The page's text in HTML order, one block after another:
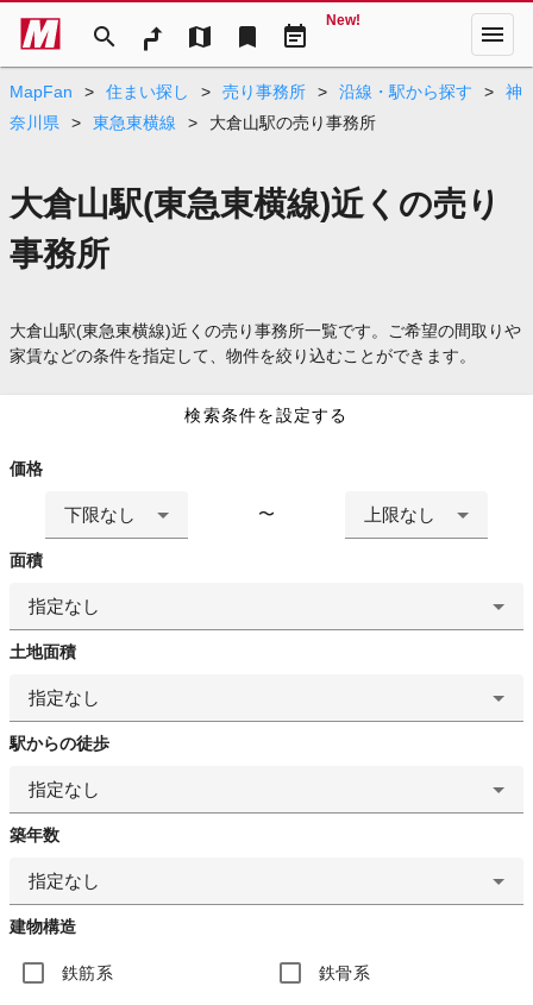
search map bookmark event_note
New! menu
MapFan > 住まい探し > 売り事務所 > 沿線・駅から探す >
神
奈川県
> 東急東横線 > 大倉山駅の売り事務所
大倉山駅(東急東横線)近くの売り
事務所
大倉山駅(東急東横線)近くの売り事務所一覧です。ご希望の間取りや
家賃などの条件を指定して、物件を絞り込むことができます。
検索条件を設定する
価格
下限なし 〜 上限なし
面積
指定なし
土地面積
指定なし
駅からの徒歩
指定なし
築年数
指定なし
建物構造
鉄筋系 鉄骨系